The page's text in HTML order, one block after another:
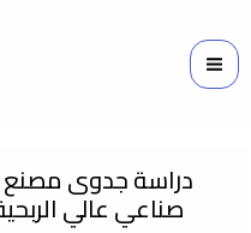
دراسة جدوى مصنع
صناعي عالي